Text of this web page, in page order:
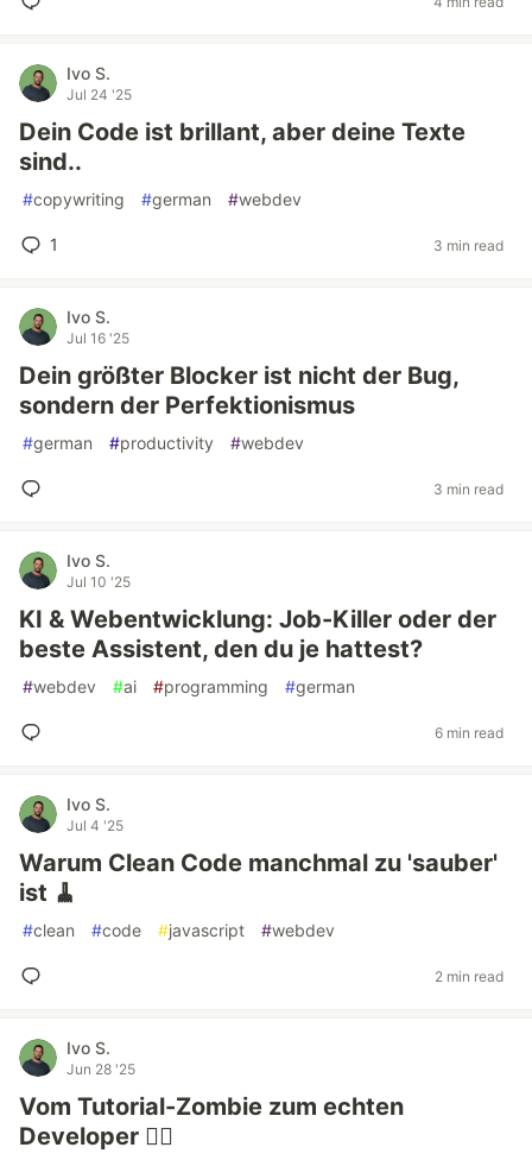
Ivo S.
Jul 24 '25
Dein Code ist brillant, aber deine Texte
sind..
#copywriting #german #webdev
1 3 min read
Ivo S.
Jul 16 '25
Dein größter Blocker ist nicht der Bug,
sondern der Perfektionismus
#german #productivity #webdev
3 min read
Ivo S.
Jul 10 '25
KI & Webentwicklung: Job-Killer oder der
beste Assistent, den du je hattest?
#webdev #ai #programming #german
6 min read
Ivo S.
Jul 4 '25
Warum Clean Code manchmal zu 'sauber'
ist 🧹
#clean #code #javascript #webdev
2 min read
Ivo S.
Jun 28 '25
Vom Tutorial-Zombie zum echten
Developer 🧟‍♂️